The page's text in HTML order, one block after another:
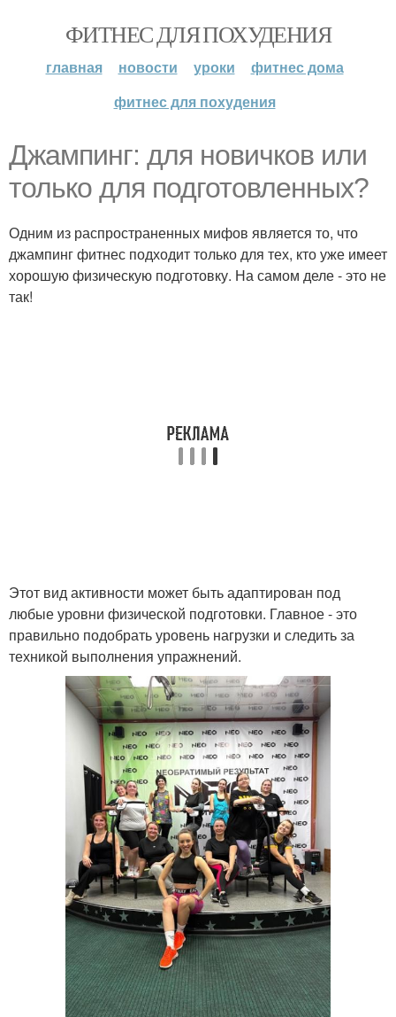
ФИТНЕС ДЛЯ ПОХУДЕНИЯ
главная новости уроки
фитнес дома
фитнес для похудения
Джампинг: для новичков или
только для подготовленных?
Одним из распространенных мифов является то, что
джампинг фитнес подходит только для тех, кто уже имеет
хорошую физическую подготовку. На самом деле - это не
так!
Этот вид активности может быть адаптирован под
любые уровни физической подготовки. Главное - это
правильно подобрать уровень нагрузки и следить за
техникой выполнения упражнений.